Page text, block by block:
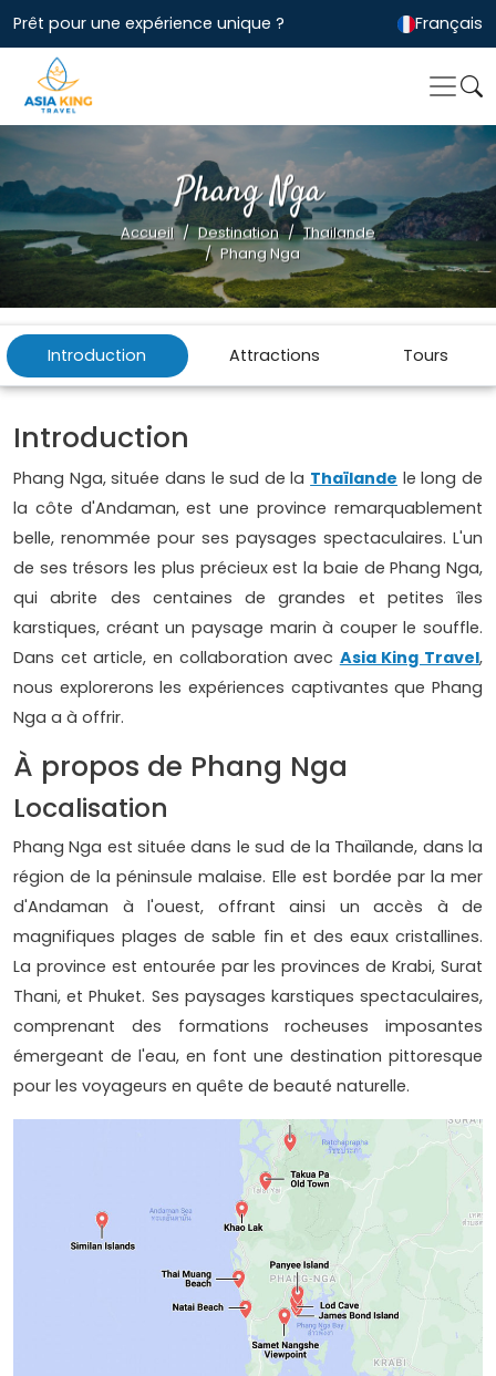
Prêt pour une expérience unique ? Français
Phang Nga
Accueil Destination
Thailande
Phang Nga
Introduction Attractions Tours
Introduction
Phang Nga, située dans le sud de la Thaïlande le long de
la côte d'Andaman, est une province remarquablement
belle, renommée pour ses paysages spectaculaires. L'un
de ses trésors les plus précieux est la baie de Phang Nga,
qui abrite des centaines de grandes et petites îles
karstiques, créant un paysage marin à couper le souffle.
Dans cet article, en collaboration avec Asia King Travel,
nous explorerons les expériences captivantes que Phang
Nga a à offrir.
À propos de Phang Nga
Localisation
Phang Nga est située dans le sud de la Thaïlande, dans la
région de la péninsule malaise. Elle est bordée par la mer
d'Andaman à l'ouest, offrant ainsi un accès à de
magnifiques plages de sable fin et des eaux cristallines.
La province est entourée par les provinces de Krabi, Surat
Thani, et Phuket. Ses paysages karstiques spectaculaires,
comprenant des formations rocheuses imposantes
émergeant de l'eau, en font une destination pittoresque
pour les voyageurs en quête de beauté naturelle.